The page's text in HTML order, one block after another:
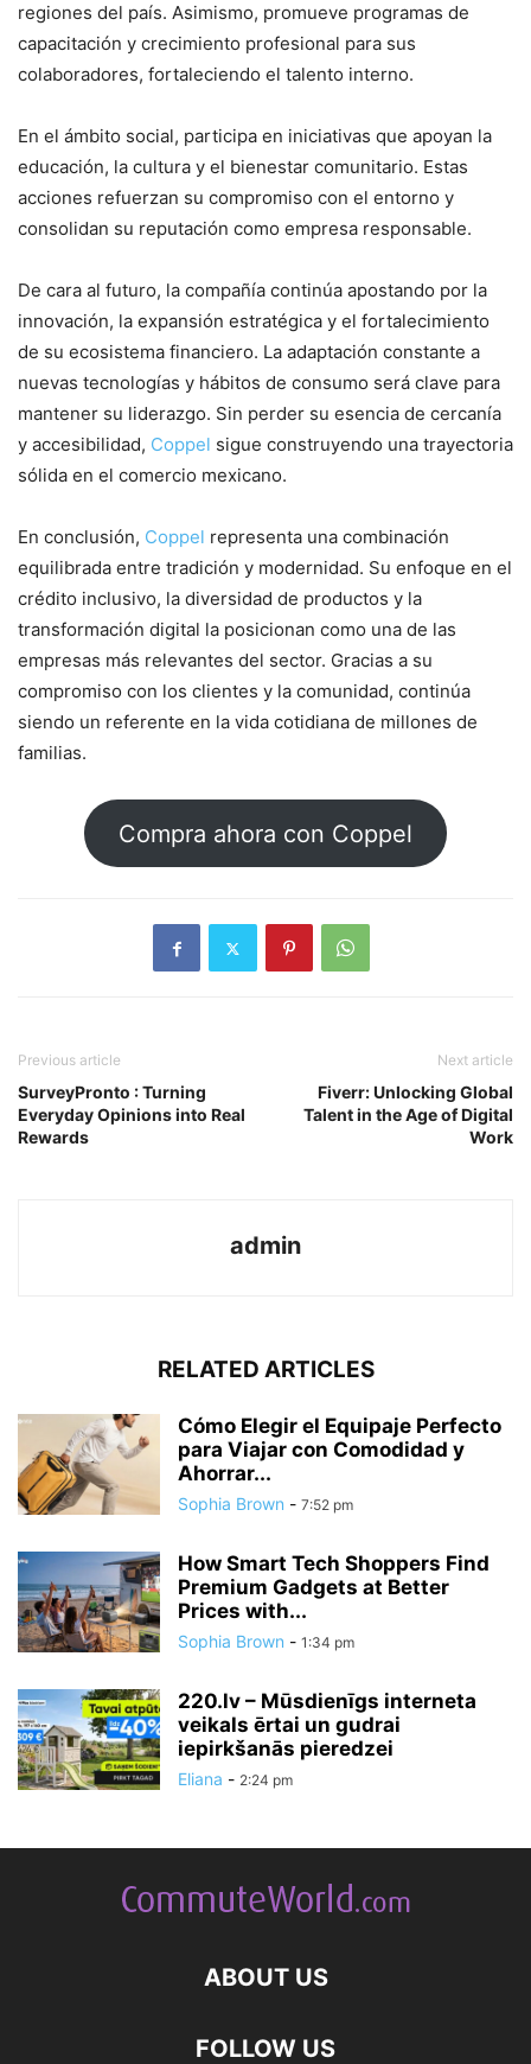
regiones del país. Asimismo, promueve programas de
capacitación y crecimiento profesional para sus
colaboradores, fortaleciendo el talento interno.
En el ámbito social, participa en iniciativas que apoyan la
educación, la cultura y el bienestar comunitario. Estas
acciones refuerzan su compromiso con el entorno y
consolidan su reputación como empresa responsable.
De cara al futuro, la compañía continúa apostando por la
innovación, la expansión estratégica y el fortalecimiento
de su ecosistema financiero. La adaptación constante a
nuevas tecnologías y hábitos de consumo será clave para
mantener su liderazgo. Sin perder su esencia de cercanía
y accesibilidad, Coppel sigue construyendo una trayectoria
sólida en el comercio mexicano.
En conclusión, Coppel representa una combinación
equilibrada entre tradición y modernidad. Su enfoque en el
crédito inclusivo, la diversidad de productos y la
transformación digital la posicionan como una de las
empresas más relevantes del sector. Gracias a su
compromiso con los clientes y la comunidad, continúa
siendo un referente en la vida cotidiana de millones de
familias.
Compra ahora con Coppel
Previous article
SurveyPronto : Turning
Everyday Opinions into Real
Rewards
Next article
Fiverr: Unlocking Global
Talent in the Age of Digital
Work
admin
RELATED ARTICLES
Cómo Elegir el Equipaje Perfecto
para Viajar con Comodidad y
Ahorrar...
Sophia Brown - 7:52 pm
How Smart Tech Shoppers Find
Premium Gadgets at Better
Prices with...
Sophia Brown - 1:34 pm
220.lv – Mūsdienīgs interneta
veikals ērtai un gudrai
iepirkšanās pieredzei
Eliana - 2:24 pm
ABOUT US
FOLLOW US